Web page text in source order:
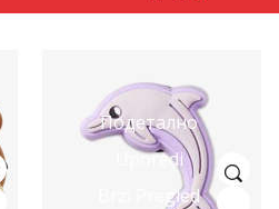
Подетално
Uporedi
Brzi Pregled